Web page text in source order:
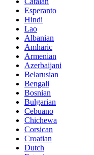
Esperanto
Hindi
Lao
Albanian
Amharic
Armenian
Azerbaijani
Belarusian
Bengali
Bosnian
Bulgarian
Cebuano
Chichewa
Corsican
Croatian
Dutch